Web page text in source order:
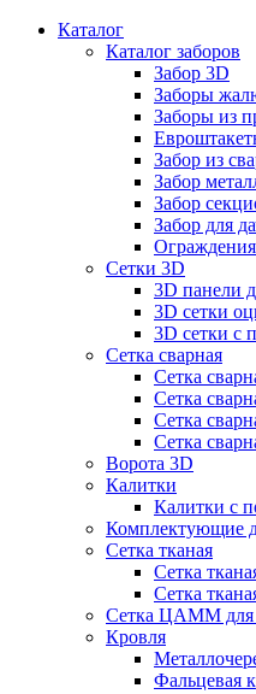
Каталог
Каталог заборов
Забор 3D
Заборы
Заборы из
Забор из
Забор
Забор
Забор для
Сетки 3D
3D панели
3D сетки
3D сетки с
Сетка сварная
Сетка
Сетка
Сетка
Сетка
Ворота 3D
Калитки
Калитки с
Комплектующие
Сетка тканая
Сетка
Сетка
Сетка ЦАММ для
Кровля
Фальцевая